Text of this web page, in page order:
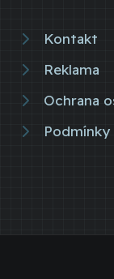
Kontakt
Reklama
Ochrana